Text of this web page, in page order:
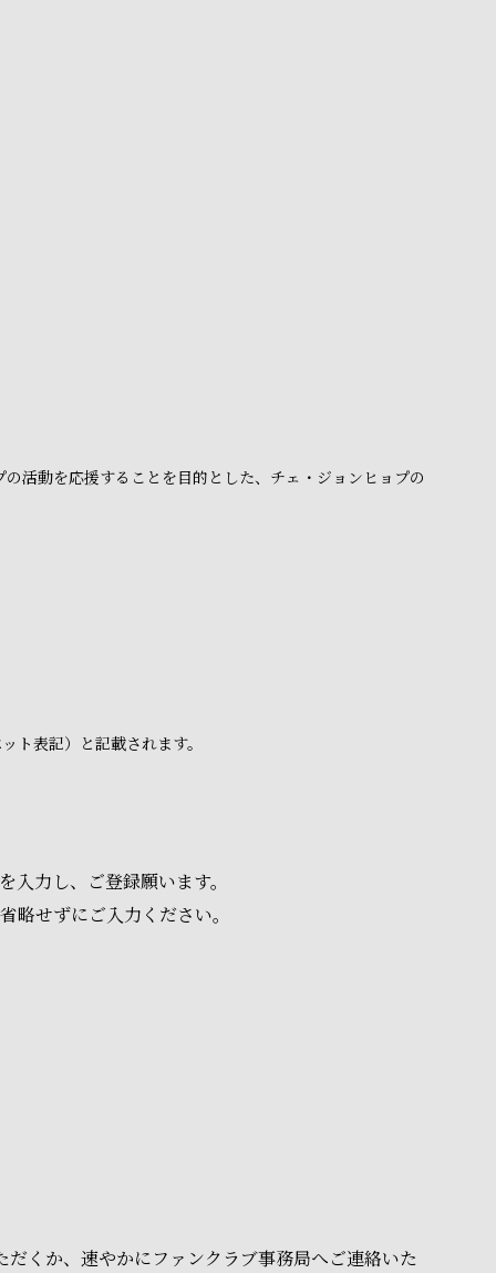
活動を応援することを目的とした、チェ・ジョンヒョプの
ト表記）と記載されます。
力し、ご登録願います。
せずにご入力ください。
くか、速やかにファンクラブ事務局へご連絡いた